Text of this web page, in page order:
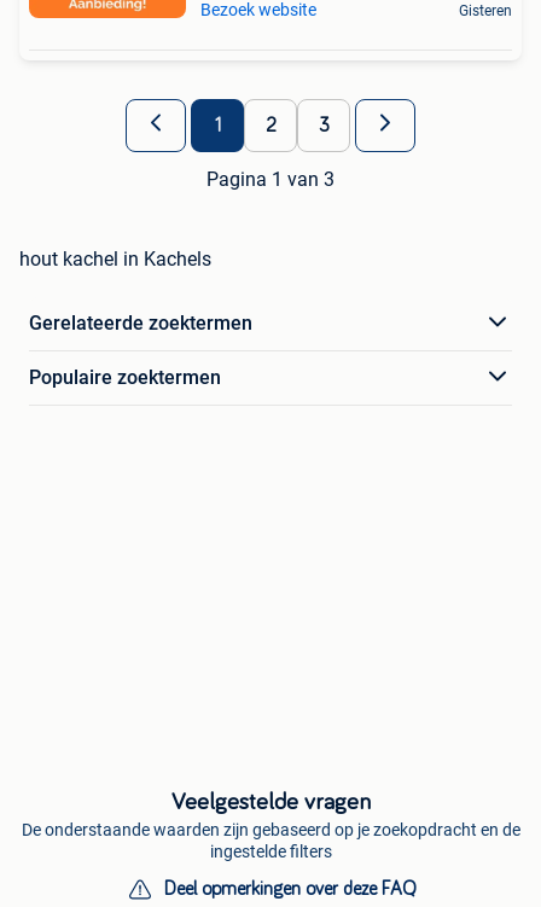
Bezoek website Gisteren
1 2 3
Pagina 1 van 3
hout kachel in Kachels
Gerelateerde zoektermen
Populaire zoektermen
Veelgestelde vragen
De onderstaande waarden zijn gebaseerd op je zoekopdracht en de
ingestelde filters
Deel opmerkingen over deze FAQ